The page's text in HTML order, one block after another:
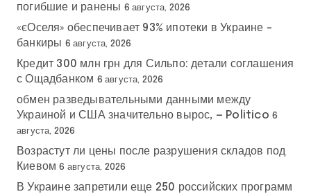
погибшие и ранены 6 августа, 2026
«єОселя» обеспечивает 93% ипотеки в Украине –
банкиры 6 августа, 2026
Кредит 300 млн грн для Сильпо: детали соглашения
с Ощадбанком 6 августа, 2026
обмен разведывательными данными между
Украиной и США значительно вырос, — Politico 6
августа, 2026
Возрастут ли цены после разрушения складов под
Киевом 6 августа, 2026
В Украине запретили еще 250 российских программ